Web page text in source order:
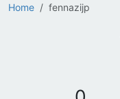
Home fennazijp